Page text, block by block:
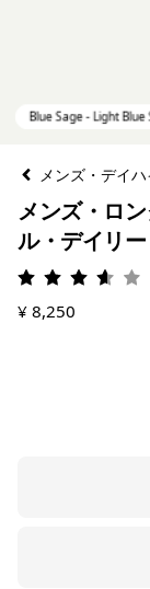
メンズ・デイハ
メンズ・ロ
ル・デイリ
評価: 3.6
¥ 8,250